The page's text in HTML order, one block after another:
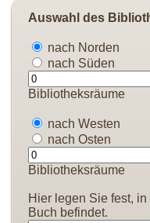
Auswahl des
nach Norden
nach Süden
Bibliotheksräume
nach Westen
nach Osten
Bibliotheksräume
Hier legen Sie fest,
Buch befindet.